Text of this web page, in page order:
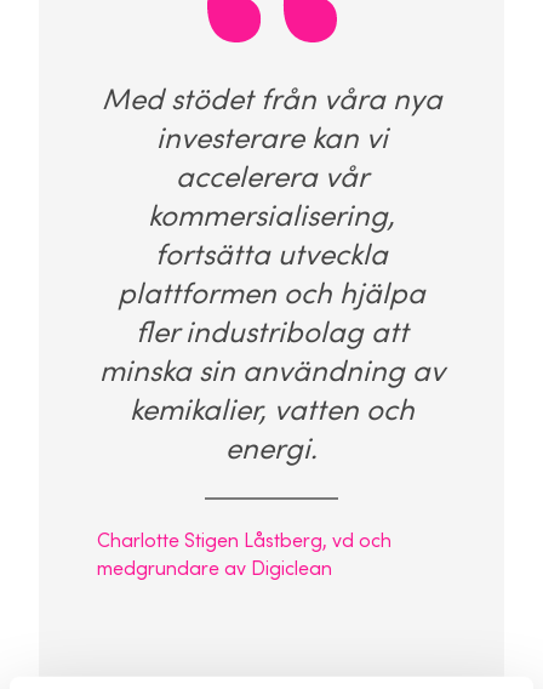
Med stödet från våra nya
investerare kan vi
accelerera vår
kommersialisering,
fortsätta utveckla
plattformen och hjälpa
fler industribolag att
minska sin användning av
kemikalier, vatten och
energi.
Charlotte Stigen Låstberg, vd och
medgrundare av Digiclean